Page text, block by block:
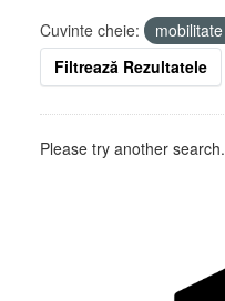
Cuvinte cheie:
mobilitate
Filtrează Rezultatele
Please try another search.